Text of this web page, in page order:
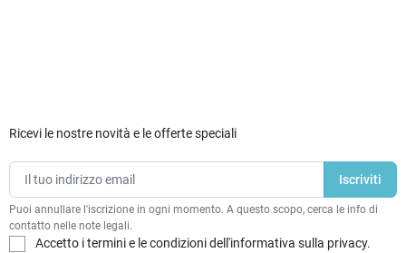
Ricevi le nostre novità e le offerte speciali
Puoi annullare l'iscrizione in ogni momento. A questo scopo, cerca le info di
contatto nelle note legali.
Accetto i termini e le condizioni dell'informativa sulla privacy.